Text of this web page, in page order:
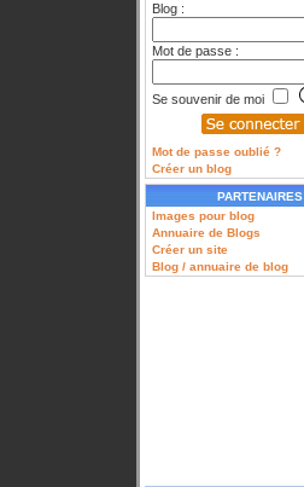
Blog :
Mot de passe :
Se souvenir de moi
Mot de passe oublié ?
Créer un blog
PARTENAIRES
Images pour blog
Annuaire de Blogs
Créer un site
Blog / annuaire de blog